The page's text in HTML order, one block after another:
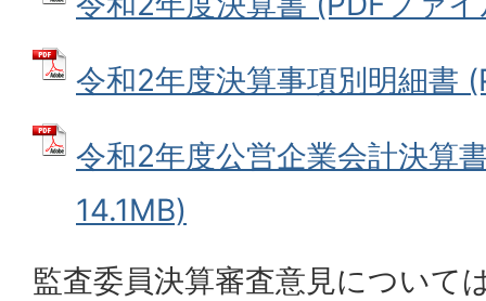
令和2年度決算事項別明細書
令和2年度公営企業会計決算
14.1MB)
監査委員決算審査意見について